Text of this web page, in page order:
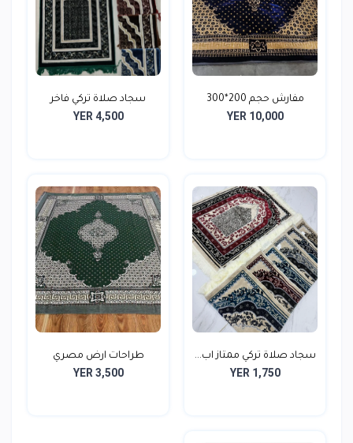
مفارش حجم 200*300
YER 10,000
سجاد صلاة تركي فاخر
مس...
YER 4,500
سجاد صلاة تركي ممتاز اب...
YER 1,750
طراحات ارض مصري
230*250
YER 3,500